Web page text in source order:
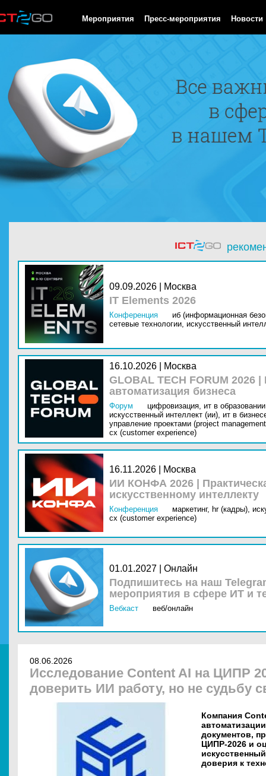
Мероприятия Пресс-мероприятия Новости
09.09.2026 | Москва
IT Elements 2026
Конференция
иб (информационная
сетевые технологии, искусственный
16.10.2026 | Москва
GLOBAL TECH FORUM
автоматизация бизнеса
Форум цифровизация, ит в
искусственный интеллект (ии), ит в
управление проектами (project
cx (customer experience)
16.11.2026 | Москва
ИИ КОНФА 2026 |
искусственному интеллекту
Конференция маркетинг, hr (кадры),
cx (customer experience)
01.01.2027 | Онлайн
Подпишитесь на наш
мероприятия в сфере ИТ и
Вебкаст веб/онлайн
08.06.2026
Исследование Content AI на ЦИПР
доверить ИИ работу, но не судьбу
Компания
документов,
ЦИПР-2026 и
доверия к